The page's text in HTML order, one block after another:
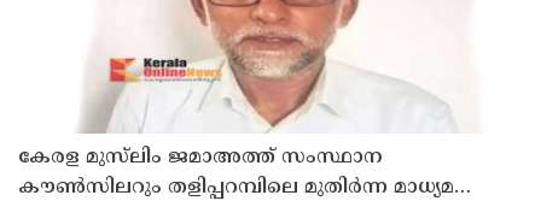
കേരള മുസ്‌ലിം ജമാഅത്ത് സംസ്ഥാന
കൗൺസിലറും തളിപ്പറമ്പിലെ മുതിർന്ന മാധ്യമ